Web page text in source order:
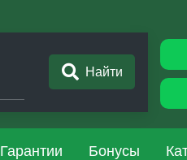
Найти
Гарантии Бонусы